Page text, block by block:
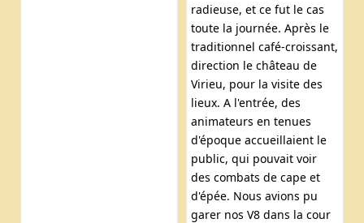
radieuse, et ce fut le cas
toute la journée. Après le
traditionnel café-croissant,
direction le château de
Virieu, pour la visite des
lieux. A l'entrée, des
animateurs en tenues
d'époque accueillaient le
public, qui pouvait voir
des combats de cape et
d'épée. Nous avions pu
garer nos V8 dans la cour